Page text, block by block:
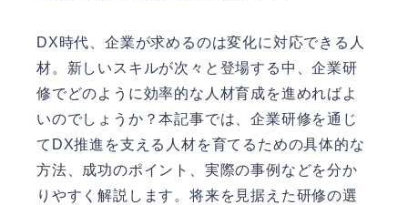
DX時代、企業が求めるのは変化に対応できる人
材。新しいスキルが次々と登場する中、企業研
修でどのように効率的な人材育成を進めればよ
いのでしょうか？本記事では、企業研修を通じ
てDX推進を支える人材を育てるための具体的な
方法、成功のポイント、実際の事例などを分か
りやすく解説します。将来を見据えた研修の選